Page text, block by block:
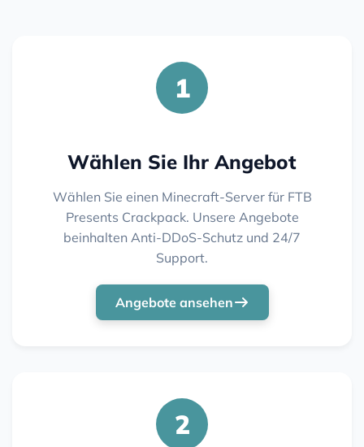
1
Wählen Sie Ihr Angebot
Wählen Sie einen Minecraft-Server für FTB
Presents Crackpack. Unsere Angebote
beinhalten Anti-DDoS-Schutz und 24/7
Support.
Angebote ansehen
2